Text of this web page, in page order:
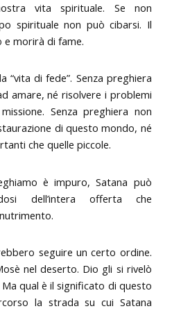
vita spirituale. Se non
spirituale non può cibarsi. Il
morirà di fame.
“vita di fede”. Senza preghiera
amare, né risolvere i problemi
Senza preghiera non
di questo mondo, né
che quelle piccole.
è impuro, Satana può
dell’intera offerta che
seguire un certo ordine.
nel deserto. Dio gli si rivelò
Ma qual è il significato di questo
la strada su cui Satana